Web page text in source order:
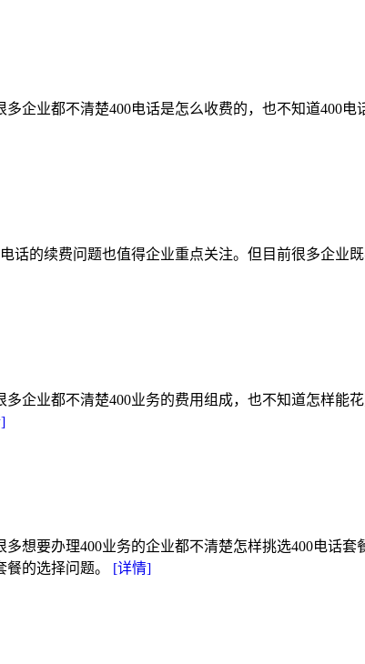
多企业都不清楚400电话是怎么收费的，也不知道400
话的续费问题也值得企业重点关注。但目前很多企业
多企业都不清楚400业务的费用组成，也不知道怎样
多想要办理400业务的企业都不清楚怎样挑选400电话
餐的选择问题。 [详情]